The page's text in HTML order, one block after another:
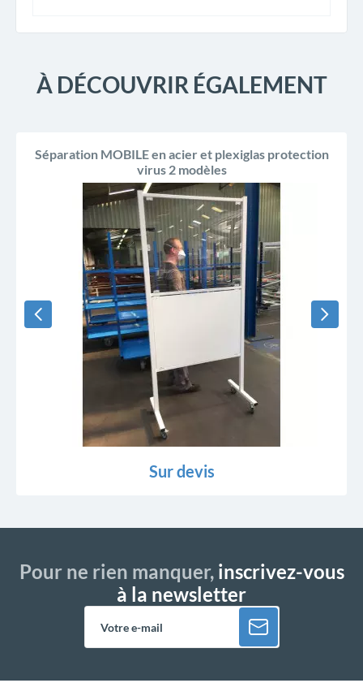
À DÉCOUVRIR ÉGALEMENT
Séparation MOBILE en acier et plexiglas protection
virus 2 modèles
Sur devis
Pour ne rien manquer,inscrivez-vous
à la newsletter